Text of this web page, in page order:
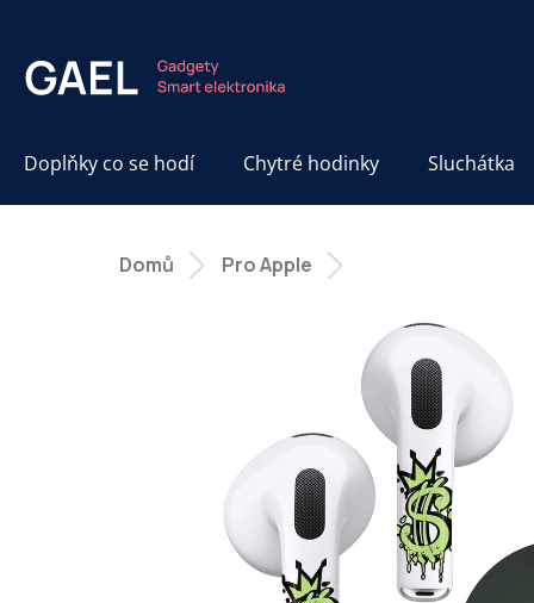
obsah
Doplňky co se hodí Chytré hodinky Sluchátka
Domů Pro Apple